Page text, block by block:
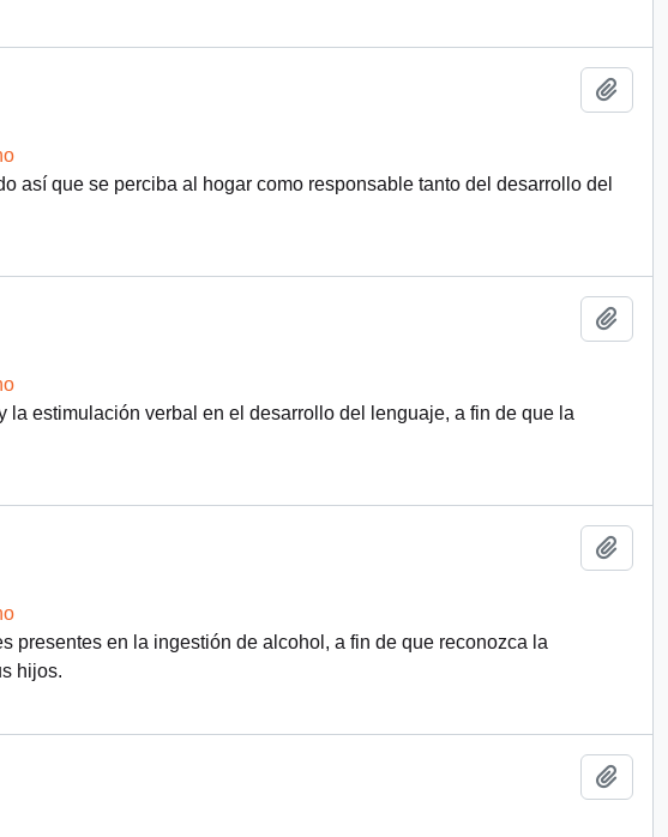
así que se perciba al hogar como responsable tanto del desarrollo del
estimulación verbal en el desarrollo del lenguaje, a fin de que la
presentes en la ingestión de alcohol, a fin de que reconozca la
hijos.